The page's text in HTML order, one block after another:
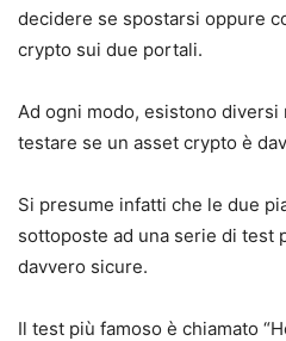
decidere se spostarsi oppure
crypto sui due portali.
Ad ogni modo, esistono
testare se un asset crypto è
Si presume infatti che le due
sottoposte ad una serie di test
davvero sicure.
Il test più famoso è chiamato